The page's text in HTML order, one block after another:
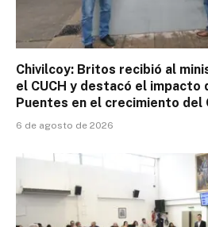
Chivilcoy: Britos recibió al
el CUCH y destacó el impacto
Puentes en el crecimiento
6 de agosto de 2026